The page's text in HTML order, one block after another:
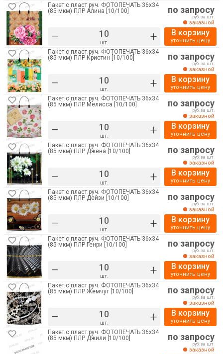
Пакет с пласт.руч. ФОТОПЕЧАТЬ 36х34
(85 мкм) ПЛР Алина [10/100]
– шт. +
по запросу
руб. за шт.
заказной
В корзину
уточнить цену
Пакет с пласт.руч. ФОТОПЕЧАТЬ 36х34
(85 мкм) ПЛР Кристин [10/100]
– шт. +
по запросу
руб. за шт.
заказной
В корзину
уточнить цену
Пакет с пласт.руч. ФОТОПЕЧАТЬ 36х34
(85 мкм) ПЛР Мелисса [10/100]
– шт. +
по запросу
руб. за шт.
заказной
В корзину
уточнить цену
Пакет с пласт.руч. ФОТОПЕЧАТЬ 36х34
(85 мкм) ПЛР Джена [10/100]
– шт. +
по запросу
руб. за шт.
заказной
В корзину
уточнить цену
Пакет с пласт.руч. ФОТОПЕЧАТЬ 36х34
(85 мкм) ПЛР Дейзи [10/100]
– шт. +
по запросу
руб. за шт.
заказной
В корзину
уточнить цену
Пакет с пласт.руч. ФОТОПЕЧАТЬ 36х34
(85 мкм) ПЛР Генри [10/100]
– шт. +
по запросу
руб. за шт.
заказной
В корзину
уточнить цену
Пакет с пласт.руч. ФОТОПЕЧАТЬ 36х34
(85 мкм) ПЛР Жемчуг [10/100]
– шт. +
по запросу
руб. за шт.
заказной
В корзину
уточнить цену
Пакет с пласт.руч. ФОТОПЕЧАТЬ 36х34
(85 мкм) ПЛР Джили [10/100]
по запросу
руб. за шт.
заказной